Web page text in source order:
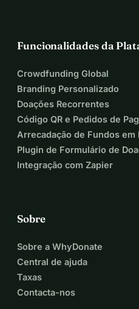
Funcionalidades da
Crowdfunding Global
Branding Personalizado
Doações Recorrentes
Código QR e Pedidos de
Arrecadação de Fundos em
Plugin de Formulário de
Integração com Zapier
Sobre
Sobre a WhyDonate
Central de ajuda
Taxas
Contacta-nos